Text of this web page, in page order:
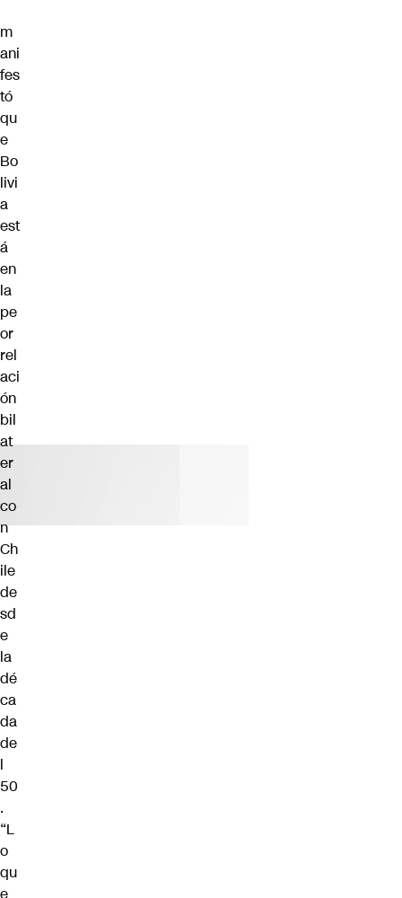
m
ani
fes
tó
qu
e
Bo
livi
a
est
á
en
la
pe
or
rel
aci
ón
bil
at
er
al
co
n
Ch
ile
de
sd
e
la
dé
ca
da
de
l
50
.
“L
o
qu
e